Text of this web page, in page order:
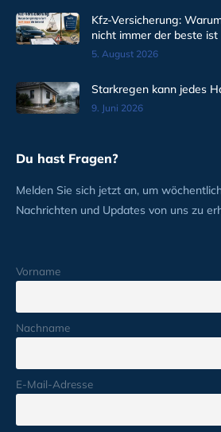
Kfz-Versicherung:
nicht immer der beste ist
5. August 2026
Starkregen kann jedes
9. Juni 2026
Du hast Fragen?
Melden Sie sich jetzt an, um
Nachrichten und Updates von uns zu
Vorname
Nachname
E-Mail-Adresse